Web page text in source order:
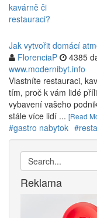
Jak vytvořit domácí
FlorenciaP
4385
www.modernibyt.info
Vlastníte restauraci,
tím, proč k vám lidé
vybavení vašeho
stále více lidí ... [Read
#gastro nabytok
Reklama